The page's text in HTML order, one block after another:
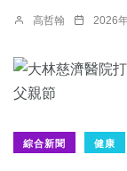
高哲翰 2026
綜合新聞 健康